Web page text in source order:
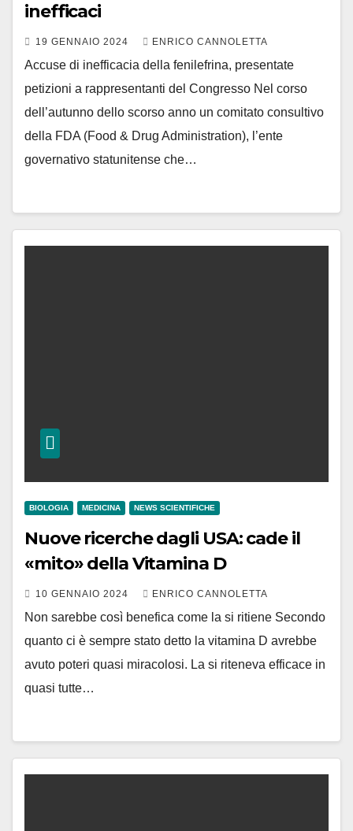
inefficaci
19 GENNAIO 2024 ENRICO CANNOLETTA
Accuse di inefficacia della fenilefrina, presentate
petizioni a rappresentanti del Congresso Nel corso
dell’autunno dello scorso anno un comitato consultivo
della FDA (Food & Drug Administration), l’ente
governativo statunitense che…
BIOLOGIA MEDICINA NEWS SCIENTIFICHE
Nuove ricerche dagli USA: cade il
«mito» della Vitamina D
10 GENNAIO 2024 ENRICO CANNOLETTA
Non sarebbe così benefica come la si ritiene Secondo
quanto ci è sempre stato detto la vitamina D avrebbe
avuto poteri quasi miracolosi. La si riteneva efficace in
quasi tutte…